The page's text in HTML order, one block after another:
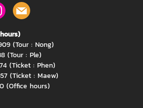
(Tour : Nong)
(Tour : Ple)
(Ticket : Phen)
(Ticket : Maew)
(Office hours)